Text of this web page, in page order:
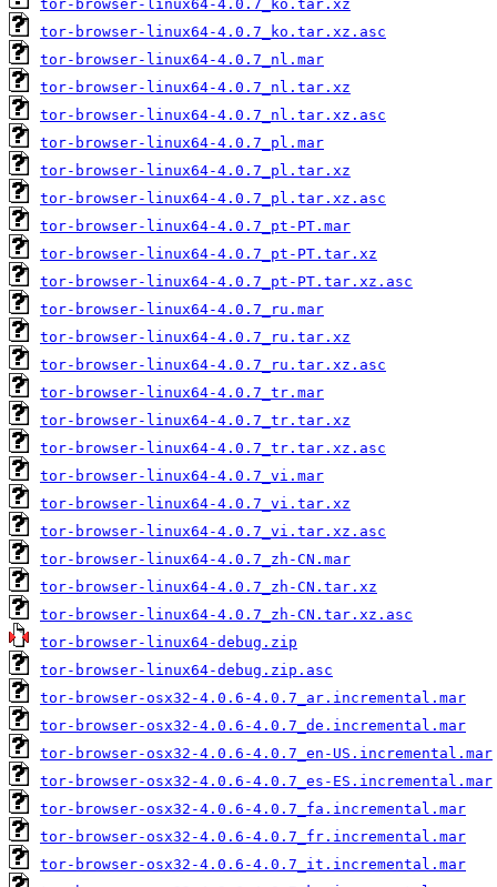
tor-browser-linux64-4.0.7_ko.tar.xz
tor-browser-linux64-4.0.7_ko.tar.xz.asc
tor-browser-linux64-4.0.7_nl.mar
tor-browser-linux64-4.0.7_nl.tar.xz
tor-browser-linux64-4.0.7_nl.tar.xz.asc
tor-browser-linux64-4.0.7_pl.mar
tor-browser-linux64-4.0.7_pl.tar.xz
tor-browser-linux64-4.0.7_pl.tar.xz.asc
tor-browser-linux64-4.0.7_pt-PT.mar
tor-browser-linux64-4.0.7_pt-PT.tar.xz
tor-browser-linux64-4.0.7_pt-PT.tar.xz.asc
tor-browser-linux64-4.0.7_ru.mar
tor-browser-linux64-4.0.7_ru.tar.xz
tor-browser-linux64-4.0.7_ru.tar.xz.asc
tor-browser-linux64-4.0.7_tr.mar
tor-browser-linux64-4.0.7_tr.tar.xz
tor-browser-linux64-4.0.7_tr.tar.xz.asc
tor-browser-linux64-4.0.7_vi.mar
tor-browser-linux64-4.0.7_vi.tar.xz
tor-browser-linux64-4.0.7_vi.tar.xz.asc
tor-browser-linux64-4.0.7_zh-CN.mar
tor-browser-linux64-4.0.7_zh-CN.tar.xz
tor-browser-linux64-4.0.7_zh-CN.tar.xz.asc
tor-browser-linux64-debug.zip
tor-browser-linux64-debug.zip.asc
tor-browser-osx32-4.0.6-4.0.7_ar.incremental.mar
tor-browser-osx32-4.0.6-4.0.7_de.incremental.mar
tor-browser-osx32-4.0.6-4.0.7_en-US.incremental.mar
tor-browser-osx32-4.0.6-4.0.7_es-ES.incremental.mar
tor-browser-osx32-4.0.6-4.0.7_fa.incremental.mar
tor-browser-osx32-4.0.6-4.0.7_fr.incremental.mar
tor-browser-osx32-4.0.6-4.0.7_it.incremental.mar